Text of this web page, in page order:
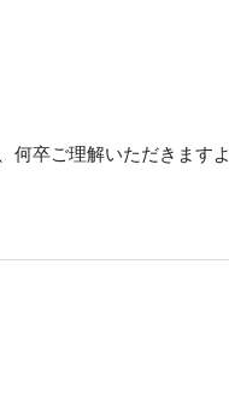
何卒ご理解いただきます